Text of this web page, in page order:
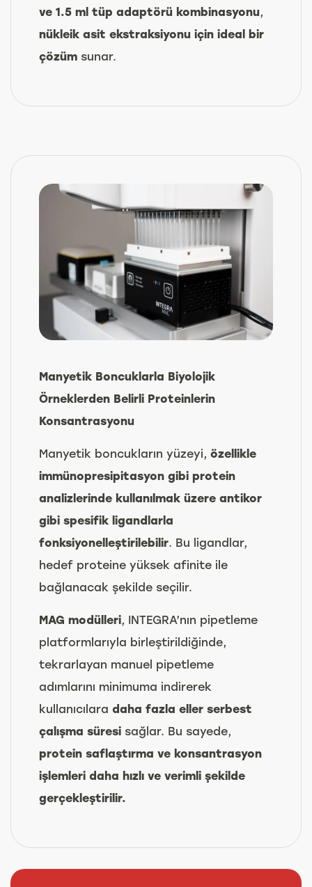
ve 1.5 ml tüp adaptörü kombinasyonu,
nükleik asit ekstraksiyonu için ideal bir
çözüm sunar.
Manyetik Boncuklarla Biyolojik
Örneklerden Belirli Proteinlerin
Konsantrasyonu
Manyetik boncukların yüzeyi, özellikle
immünopresipitasyon gibi protein
analizlerinde kullanılmak üzere antikor
gibi spesifik ligandlarla
fonksiyonelleştirilebilir. Bu ligandlar,
hedef proteine yüksek afinite ile
bağlanacak şekilde seçilir.
MAG modülleri, INTEGRA’nın pipetleme
platformlarıyla birleştirildiğinde,
tekrarlayan manuel pipetleme
adımlarını minimuma indirerek
kullanıcılara daha fazla eller serbest
çalışma süresi sağlar. Bu sayede,
protein saflaştırma ve konsantrasyon
işlemleri daha hızlı ve verimli şekilde
gerçekleştirilir.